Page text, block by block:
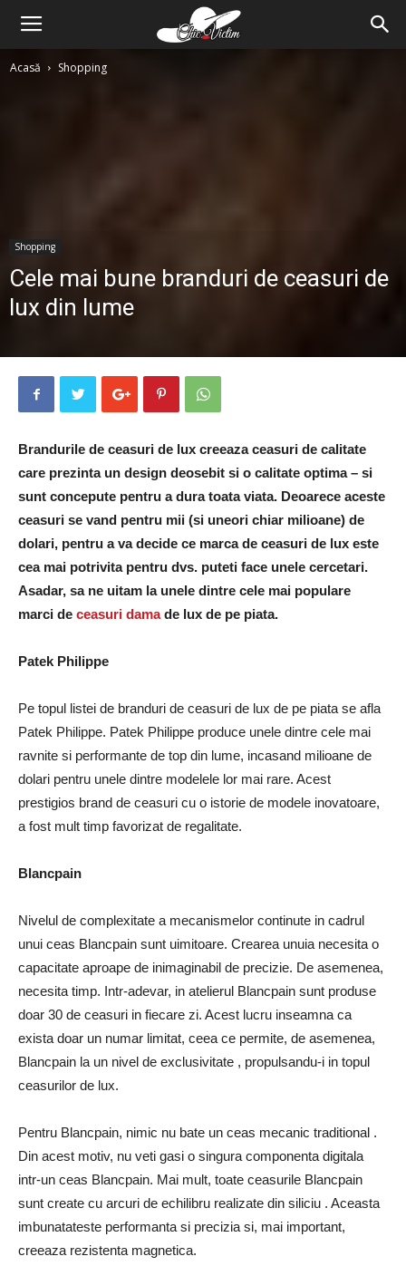
Acasă Shopping
Shopping
Cele mai bune branduri de ceasuri de
lux din lume
Brandurile de ceasuri de lux creeaza ceasuri de calitate
care prezinta un design deosebit si o calitate optima – si
sunt concepute pentru a dura toata viata. Deoarece aceste
ceasuri se vand pentru mii (si uneori chiar milioane) de
dolari, pentru a va decide ce marca de ceasuri de lux este
cea mai potrivita pentru dvs. puteti face unele cercetari.
Asadar, sa ne uitam la unele dintre cele mai populare
marci de ceasuri damade lux de pe piata.
Patek Philippe
Pe topul listei de branduri de ceasuri de lux de pe piata se afla
Patek Philippe. Patek Philippe produce unele dintre cele mai
ravnite si performante de top din lume, incasand milioane de
dolari pentru unele dintre modelele lor mai rare. Acest
prestigios brand de ceasuri cu o istorie de modele inovatoare,
a fost mult timp favorizat de regalitate.
Blancpain
Nivelul de complexitate a mecanismelor continute in cadrul
unui ceas Blancpain sunt uimitoare. Crearea unuia necesita o
capacitate aproape de inimaginabil de precizie. De asemenea,
necesita timp. Intr-adevar, in atelierul Blancpain sunt produse
doar 30 de ceasuri in fiecare zi. Acest lucru inseamna ca
exista doar un numar limitat, ceea ce permite, de asemenea,
Blancpain la un nivel de exclusivitate , propulsandu-i in topul
ceasurilor de lux.
Pentru Blancpain, nimic nu bate un ceas mecanic traditional .
Din acest motiv, nu veti gasi o singura componenta digitala
intr-un ceas Blancpain. Mai mult, toate ceasurile Blancpain
sunt create cu arcuri de echilibru realizate din siliciu . Aceasta
imbunatateste performanta si precizia si, mai important,
creeaza rezistenta magnetica.